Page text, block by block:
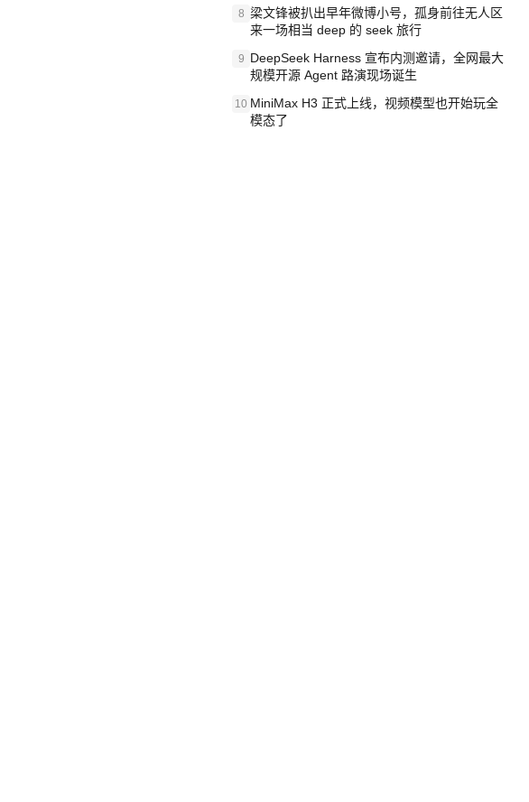
8 梁文锋被扒出早年微博小号，孤身前往无人区
来一场相当 deep 的 seek 旅行
9 DeepSeek Harness 宣布内测邀请，全网最大
规模开源 Agent 路演现场诞生
10 MiniMax H3 正式上线，视频模型也开始玩全
模态了